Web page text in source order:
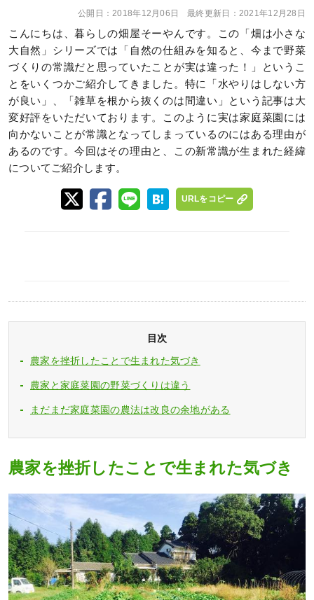
公開日：2018年12月06日 最終更新日： 2021年12月28日
こんにちは、暮らしの畑屋そーやんです。この「畑は小さな
大自然」シリーズでは「自然の仕組みを知ると、今まで野菜
づくりの常識だと思っていたことが実は違った！」というこ
とをいくつかご紹介してきました。特に「水やりはしない方
が良い」、「雑草を根から抜くのは間違い」という記事は大
変好評をいただいております。このように実は家庭菜園には
向かないことが常識となってしまっているのにはある理由が
あるのです。今回はその理由と、この新常識が生まれた経緯
についてご紹介します。
URLをコピー
目次
農家を挫折したことで生まれた気づき
農家と家庭菜園の野菜づくりは違う
まだまだ家庭菜園の農法は改良の余地がある
農家を挫折したことで生まれた気づき